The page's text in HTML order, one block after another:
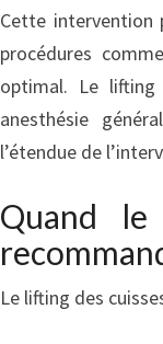
Cette intervention
procédures
optimal. Le lifting
anesthésie
l’étendue de
Quand
Le lifting des